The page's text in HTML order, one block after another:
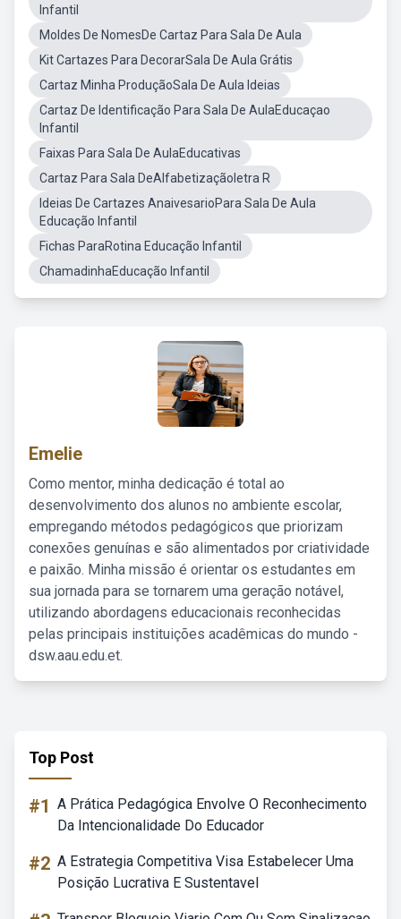
Infantil
Moldes De NomesDe Cartaz Para Sala De Aula
Kit Cartazes Para DecorarSala De Aula Grátis
Cartaz Minha ProduçãoSala De Aula Ideias
Cartaz De Identificação Para Sala De AulaEducaçao
Infantil
Faixas Para Sala De AulaEducativas
Cartaz Para Sala DeAlfabetizaçãoletra R
Ideias De Cartazes AnaivesarioPara Sala De Aula
Educação Infantil
Fichas ParaRotina Educação Infantil
ChamadinhaEducação Infantil
Emelie
Como mentor, minha dedicação é total ao
desenvolvimento dos alunos no ambiente escolar,
empregando métodos pedagógicos que priorizam
conexões genuínas e são alimentados por criatividade
e paixão. Minha missão é orientar os estudantes em
sua jornada para se tornarem uma geração notável,
utilizando abordagens educacionais reconhecidas
pelas principais instituições acadêmicas do mundo -
dsw.aau.edu.et.
Top Post
#1 A Prática Pedagógica Envolve O Reconhecimento
Da Intencionalidade Do Educador
#2 A Estrategia Competitiva Visa Estabelecer Uma
Posição Lucrativa E Sustentavel